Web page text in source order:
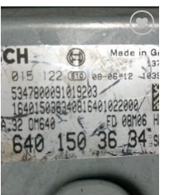
İstek
Listeme
Ekle